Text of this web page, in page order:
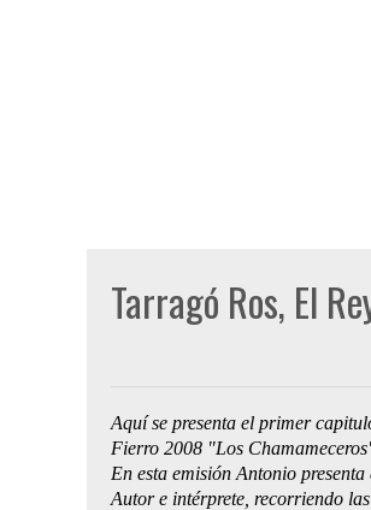
Tarragó Ros, El
Aquí se presenta el primer
Fierro 2008 "Los
En esta emisión Antonio
Autor e intérprete, recorriendo